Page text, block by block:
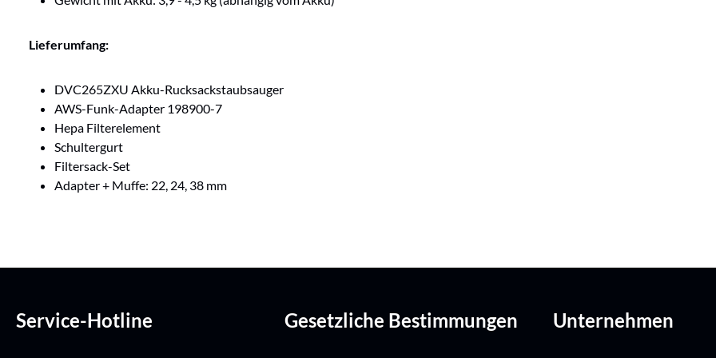
Lieferumfang:
DVC265ZXU Akku-Rucksackstaubsauger
AWS-Funk-Adapter 198900-7
Hepa Filterelement
Schultergurt
Filtersack-Set
Adapter + Muffe: 22, 24, 38 mm
Service-Hotline Gesetzliche Bestimmungen Unternehmen